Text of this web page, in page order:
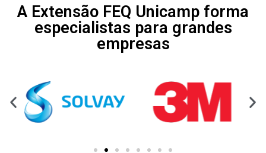
A Extensão FEQ Unicamp forma
especialistas para grandes
empresas